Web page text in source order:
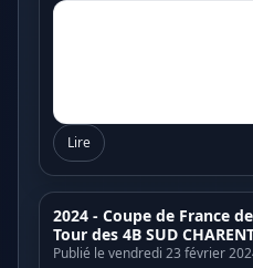
Lire
2024 - Coupe de France
Tour des 4B SUD
Publié le vendredi 23 février